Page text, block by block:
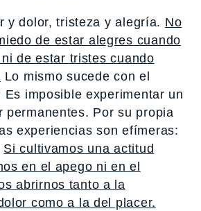
y dolor, tristeza y alegría. No
de estar alegres cuando
de estar tristes cuando
Lo mismo sucede con el
Es imposible experimentar un
permanentes. Por su propia
experiencias son efímeras:
Si cultivamos una actitud
en el apego ni en el
abrirnos tanto a la
como a la del placer.